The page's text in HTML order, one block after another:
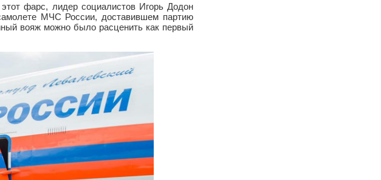
фарс, лидер социалистов Игорь Додон
МЧС России, доставившем партию
вояж можно было расценить как первый